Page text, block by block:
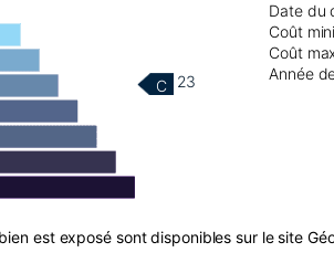
C 23
Date du
Coût
Coût
Année
est exposé sont disponibles sur le site